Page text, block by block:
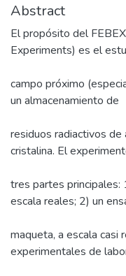
Abstract
El propósito del
Experiments) es el
campo próximo
un almacenamiento de
residuos radiactivos
cristalina. El
tres partes principales:
escala reales; 2) un
maqueta, a escala casi
experimentales de